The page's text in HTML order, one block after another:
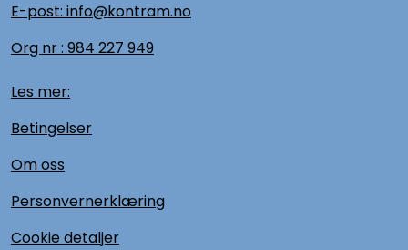
E-post: info@kontram.no
Org nr : 984 227 949
Les mer:
Betingelser
Om oss
Personvernerklæring
Cookie detaljer